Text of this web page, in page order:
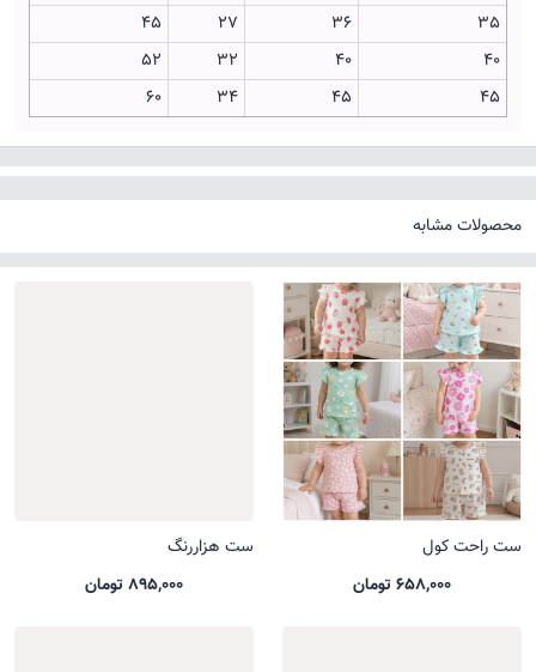
35
36
27
45
40
40
32
52
45
45
34
60
محصولات مشابه
ست راحت کول
658,000 تومان
ست هزاررنگ
895,000 تومان